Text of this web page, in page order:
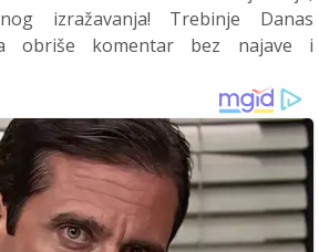
izražavanja! Trebinje Danas
obriše komentar bez najave i